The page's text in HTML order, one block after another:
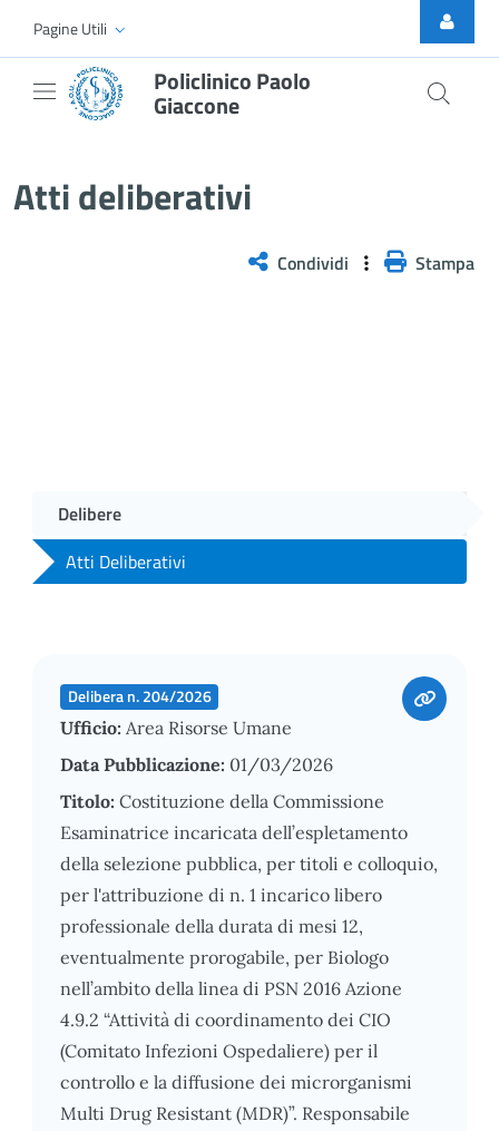
Skip to Main Content
Pagine Utili
Policlinico Paolo
Giaccone
Atti deliberativi
Condividi Stampa
Delibere
Atti Deliberativi
Delibera n. 204/2026
Ufficio: Area Risorse Umane
Data Pubblicazione: 01/03/2026
Titolo: Costituzione della Commissione
Esaminatrice incaricata dell’espletamento
della selezione pubblica, per titoli e colloquio,
per l'attribuzione di n. 1 incarico libero
professionale della durata di mesi 12,
eventualmente prorogabile, per Biologo
nell’ambito della linea di PSN 2016 Azione
4.9.2 “Attività di coordinamento dei CIO
(Comitato Infezioni Ospedaliere) per il
controllo e la diffusione dei microrganismi
Multi Drug Resistant (MDR)”. Responsabile